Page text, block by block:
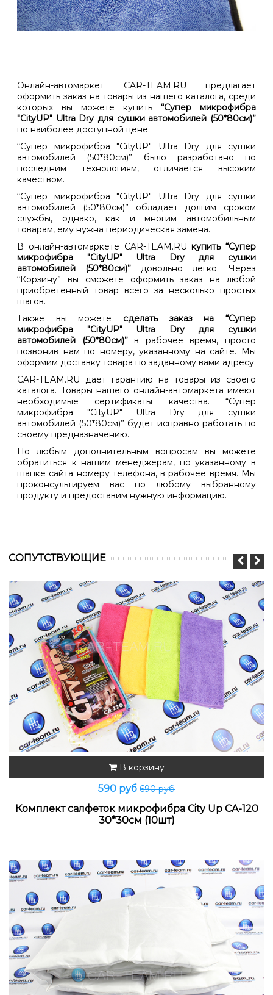
Онлайн-автомаркет CAR-TEAM.RU предлагает
оформить заказ на товары из нашего каталога, среди
которых вы можете купить “Супер микрофибра
"CityUP" Ultra Dry для сушки автомобилей (50*80см)”
по наиболее доступной цене.
“Супер микрофибра "CityUP" Ultra Dry для сушки
автомобилей (50*80см)” было разработано по
последним технологиям, отличается высоким
качеством.
“Супер микрофибра "CityUP" Ultra Dry для сушки
автомобилей (50*80см)” обладает долгим сроком
службы, однако, как и многим автомобильным
товарам, ему нужна периодическая замена.
В онлайн-автомаркете CAR-TEAM.RUкупить “Супер
микрофибра "CityUP" Ultra Dry для сушки
автомобилей (50*80см)” довольно легко. Через
“Корзину” вы сможете оформить заказ на любой
приобретенный товар всего за несколько простых
шагов.
Также вы можете сделать заказ на “Супер
микрофибра "CityUP" Ultra Dry для сушки
автомобилей (50*80см)”в рабочее время, просто
позвонив нам по номеру, указанному на сайте. Мы
оформим доставку товара по заданному вами адресу.
CAR-TEAM.RU дает гарантию на товары из своего
каталога. Товары нашего онлайн-автомаркета имеют
необходимые сертификаты качества. “Супер
микрофибра "CityUP" Ultra Dry для сушки
автомобилей (50*80см)” будет исправно работать по
своему предназначению.
По любым дополнительным вопросам вы можете
обратиться к нашим менеджерам, по указанному в
шапке сайта номеру телефона, в рабочее время. Мы
проконсультируем вас по любому выбранному
продукту и предоставим нужную информацию.
CОПУТСТВУЮЩИЕ
В корзину
590 руб 690 руб
Комплект салфеток микрофибра City Up CA-120
30*30см (10шт)